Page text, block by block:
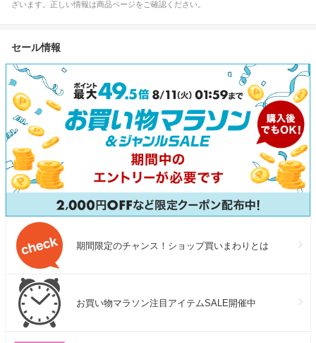
ざいます。正しい情報は商品ページをご確認ください。
セール情報
期間限定のチャンス！ショップ買いまわりとは
お買い物マラソン注目アイテムSALE開催中